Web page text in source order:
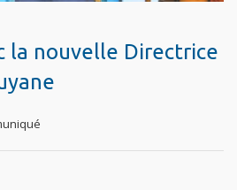
la nouvelle Directrice